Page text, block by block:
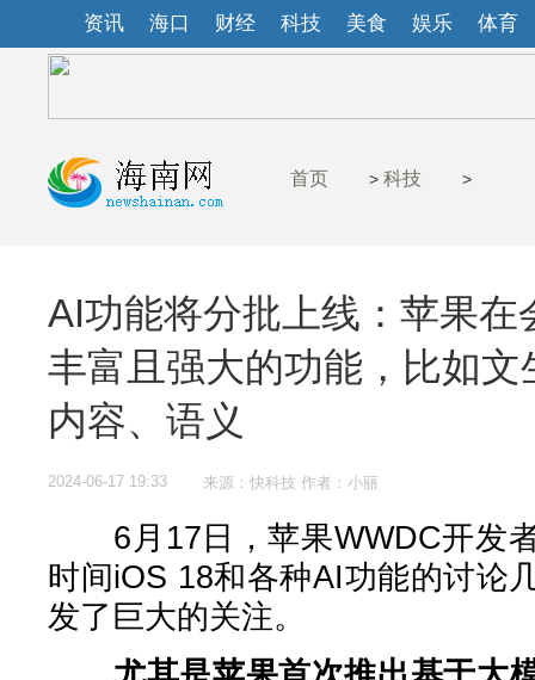
资讯 海口 财经 科技 美食 娱乐 体育
首页 > 科技 >
AI功能将分批上线：苹果在
丰富且强大的功能，比如
内容、语义
2024-06-17 19:33 来源：快科技 作者：小丽
6月17日，苹果WWDC开发
时间iOS 18和各种AI功能的讨论
发了巨大的关注。